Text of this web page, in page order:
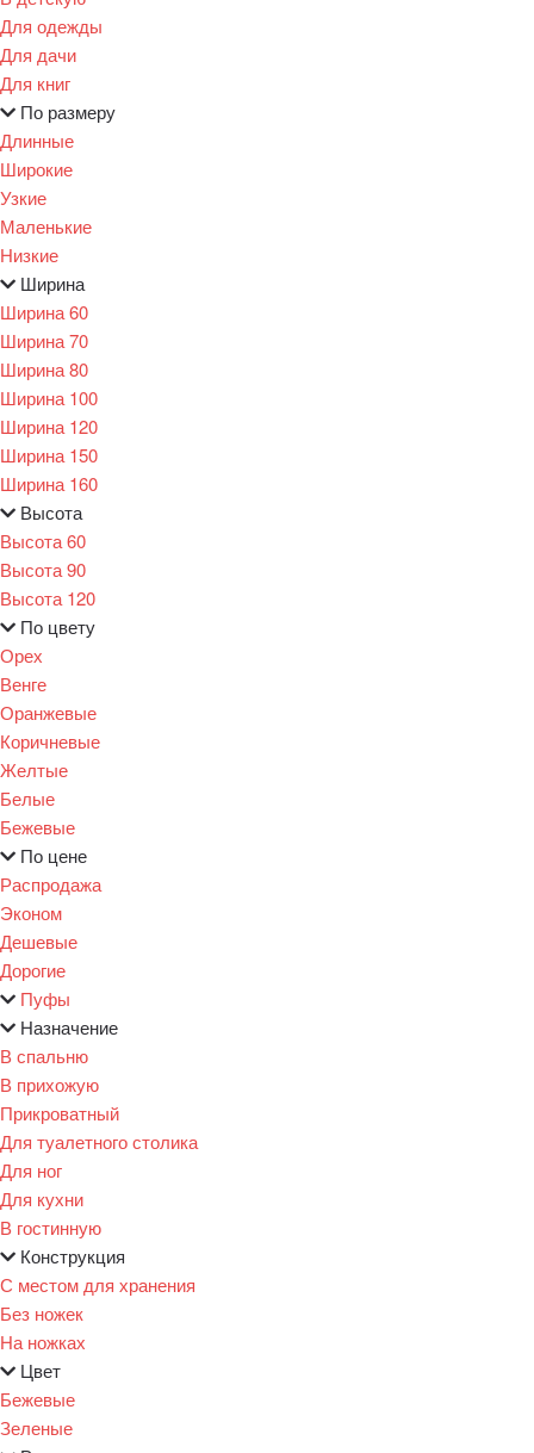
Для одежды
Для дачи
Для книг
По размеру
Длинные
Широкие
Узкие
Маленькие
Низкие
Ширина
Ширина 60
Ширина 70
Ширина 80
Ширина 100
Ширина 120
Ширина 150
Ширина 160
Высота
Высота 60
Высота 90
Высота 120
По цвету
Орех
Венге
Оранжевые
Коричневые
Желтые
Белые
Бежевые
По цене
Распродажа
Эконом
Дешевые
Дорогие
Пуфы
Назначение
В спальню
В прихожую
Прикроватный
Для туалетного столика
Для ног
Для кухни
В гостинную
Конструкция
С местом для хранения
Без ножек
На ножках
Цвет
Бежевые
Зеленые